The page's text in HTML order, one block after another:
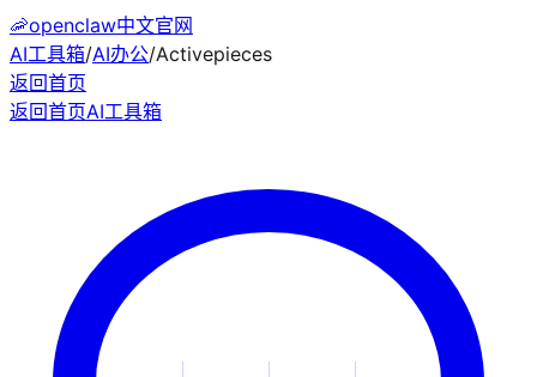
🦐openclaw中文官网
AI工具箱/AI办公/Activepieces
返回首页
返回首页AI工具箱